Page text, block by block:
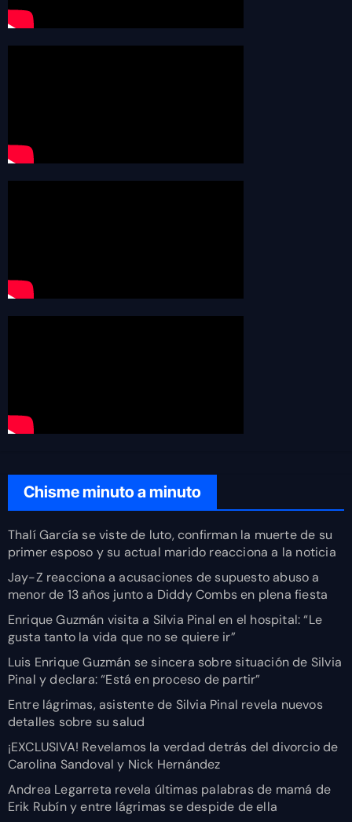
Chisme minuto a minuto
Thalí García se viste de luto, confirman la muerte de su
primer esposo y su actual marido reacciona a la noticia
Jay-Z reacciona a acusaciones de supuesto abuso a
menor de 13 años junto a Diddy Combs en plena fiesta
Enrique Guzmán visita a Silvia Pinal en el hospital: “Le
gusta tanto la vida que no se quiere ir”
Luis Enrique Guzmán se sincera sobre situación de Silvia
Pinal y declara: “Está en proceso de partir”
Entre lágrimas, asistente de Silvia Pinal revela nuevos
detalles sobre su salud
¡EXCLUSIVA! Revelamos la verdad detrás del divorcio de
Carolina Sandoval y Nick Hernández
Andrea Legarreta revela últimas palabras de mamá de
Erik Rubín y entre lágrimas se despide de ella